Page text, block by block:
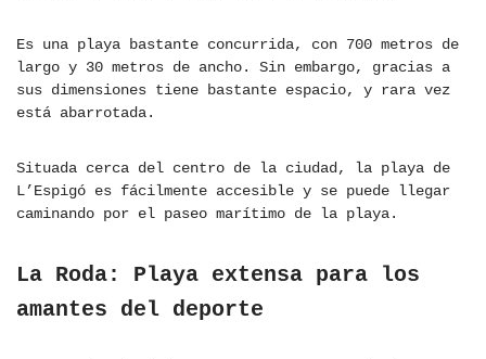
Es una playa bastante concurrida, con 700 metros de
largo y 30 metros de ancho. Sin embargo, gracias a
sus dimensiones tiene bastante espacio, y rara vez
está abarrotada.
Situada cerca del centro de la ciudad, la playa de
L’Espigó es fácilmente accesible y se puede llegar
caminando por el paseo marítimo de la playa.
La Roda: Playa extensa para los
amantes del deporte